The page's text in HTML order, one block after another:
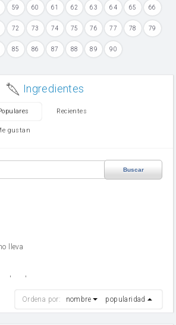
59 60 61 62 63 64 65 66
72 73 74 75 76 77 78 79
85 86 87 88 89 90
Ingredientes
Recientes
gustan
Buscar
lleva
levadura
Ordena por: nombre popularidad